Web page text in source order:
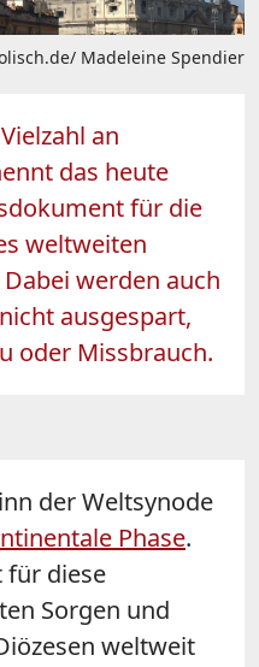
Madeleine Spendier
an
das heute
für die
weltweiten
werden auch
ausgespart,
oder Missbrauch.
der Weltsynode
Phase.
für diese
Sorgen und
weltweit